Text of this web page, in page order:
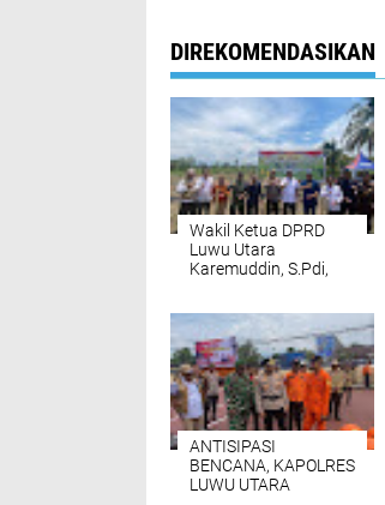
DIREKOMENDASIKAN
Wakil Ketua DPRD
Luwu Utara
Karemuddin, S.Pdi,
Serentak
ANTISIPASI
BENCANA, KAPOLRES
LUWU UTARA